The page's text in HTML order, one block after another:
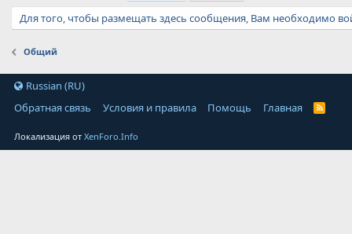
т
а
Для того, чтобы размещать здесь сообщения, Вам необходимо
Общий
Russian (RU)
Обратная связь
Условия и правила Помощь Главная
Локализация отXenForo.Info